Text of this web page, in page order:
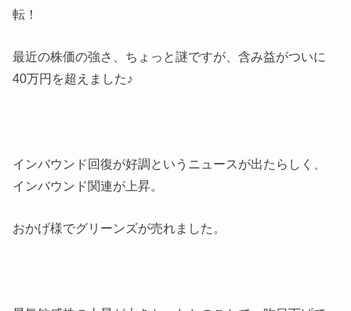
転！
最近の株価の強さ、ちょっと謎ですが、含み益がついに
40万円を超えました♪
インバウンド回復が好調というニュースが出たらしく、
インバウンド関連が上昇。
おかげ様でグリーンズが売れました。